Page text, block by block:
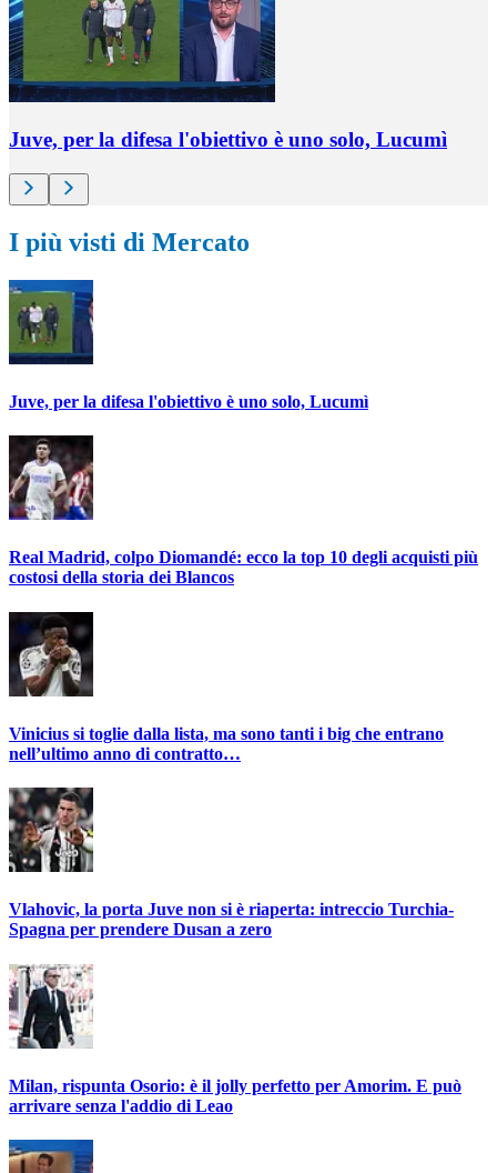
Juve, per la difesa l'obiettivo è uno solo, Lucumì
I più visti di Mercato
Juve, per la difesa l'obiettivo è uno solo, Lucumì
Real Madrid, colpo Diomandé: ecco la top 10 degli acquisti più
costosi della storia dei Blancos
Vinicius si toglie dalla lista, ma sono tanti i big che entrano
nell’ultimo anno di contratto…
Vlahovic, la porta Juve non si è riaperta: intreccio Turchia-
Spagna per prendere Dusan a zero
Milan, rispunta Osorio: è il jolly perfetto per Amorim. E può
arrivare senza l'addio di Leao